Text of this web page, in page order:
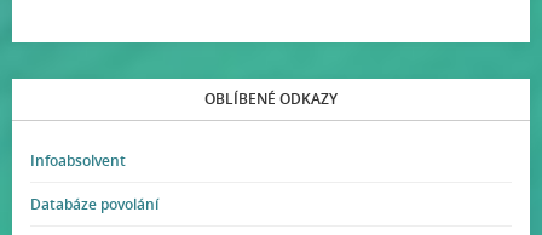
OBLÍBENÉ ODKAZY
Infoabsolvent
Databáze povolání